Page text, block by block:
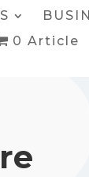
0 Article